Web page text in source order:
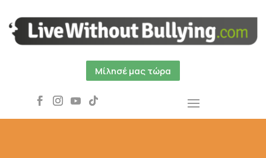
Μίλησέ μας τώρα